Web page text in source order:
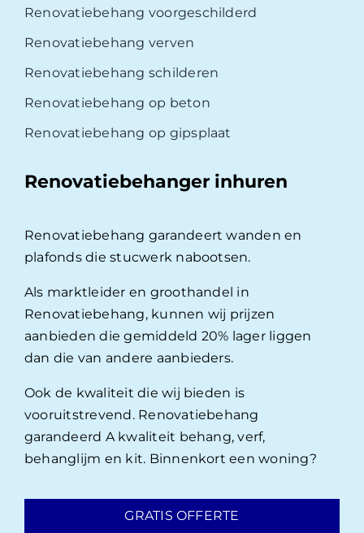
Renovatiebehang voorgeschilderd
Renovatiebehang verven
Renovatiebehang schilderen
Renovatiebehang op beton
Renovatiebehang op gipsplaat
Renovatiebehanger inhuren
Renovatiebehang garandeert wanden en
plafonds die stucwerk nabootsen.
Als marktleider en groothandel in
Renovatiebehang, kunnen wij prijzen
aanbieden die gemiddeld 20% lager liggen
dan die van andere aanbieders.
Ook de kwaliteit die wij bieden is
vooruitstrevend. Renovatiebehang
garandeerd A kwaliteit behang, verf,
behanglijm en kit. Binnenkort een woning?
GRATIS OFFERTE